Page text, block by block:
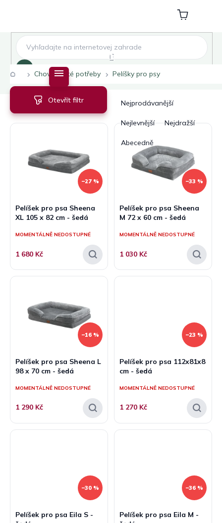
Nákupní
košík
DomůChovatelské potřeby Pelíšky pro psy
a
e
k
ů
Nejprodávanější
Nejlevnější Nejdražší
Abecedně
Otevřít filtr
V
p
i
–27 %
Pelíšek pro psa Sheena
XL 105 x 82 cm - šedá
MOMENTÁLNĚ NEDOSTUPNÉ
1 680 Kč
–33 %
Pelíšek pro psa Sheena
M 72 x 60 cm - šedá
MOMENTÁLNĚ NEDOSTUPNÉ
1 030 Kč
–16 %
Pelíšek pro psa Sheena L
98 x 70 cm - šedá
MOMENTÁLNĚ NEDOSTUPNÉ
1 290 Kč
–23 %
Pelíšek pro psa 112x81x8
cm - šedá
MOMENTÁLNĚ NEDOSTUPNÉ
1 270 Kč
–30 %
Pelíšek pro psa Eila S -
–36 %
Pelíšek pro psa Eila M -